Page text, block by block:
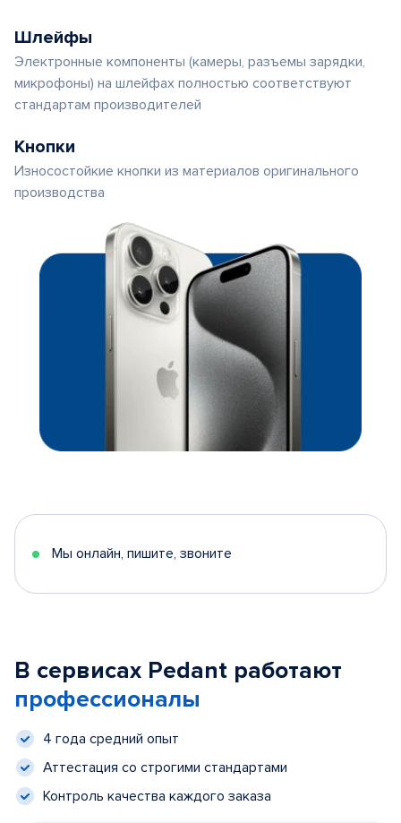
Шлейфы
Электронные компоненты (камеры, разъемы зарядки,
микрофоны) на шлейфах полностью соответствуют
стандартам производителей
Кнопки
Износостойкие кнопки из материалов оригинального
производства
Мы онлайн, пишите, звоните
В сервисах Pedant работают
профессионалы
4 года средний опыт
Аттестация со строгими стандартами
Контроль качества каждого заказа